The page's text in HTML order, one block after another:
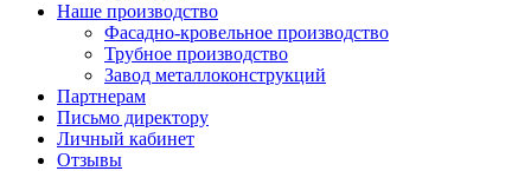
Наше производство
Фасадно-кровельное производство
Трубное производство
Завод металлоконструкций
Партнерам
Письмо директору
Личный кабинет
Отзывы